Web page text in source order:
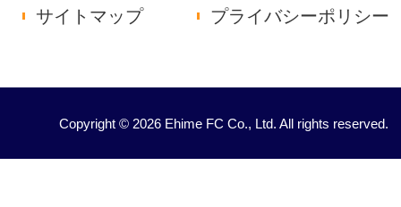
サイトマップ
プライバシーポリシー
Copyright © 2026 Ehime FC Co., Ltd. All rights reserved.